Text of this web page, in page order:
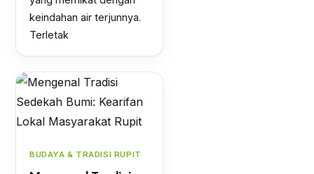
keindahan air terjunnya.
Terletak
BUDAYA & TRADISI RUPIT